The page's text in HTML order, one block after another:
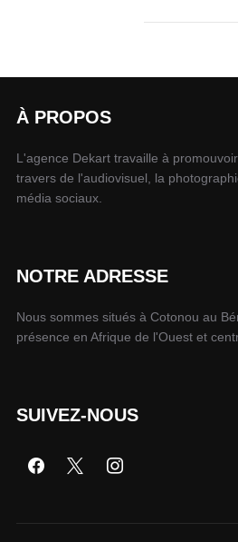
À PROPOS
L'agence Dekart travaille à
travers de l'audiovisuel, la
média sociaux.
NOTRE ADRESSE
Nous sommes situés à Cotonou au
présence en Afrique de l'Ouest et
SUIVEZ-NOUS